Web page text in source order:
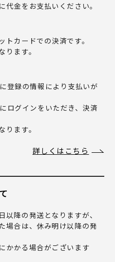
金をお支払いください。
カードでの決済です。
ます。
録の情報により支払いが
グインをいただき、決済
ます。
詳しくはこちら
降の発送となりますが、
場合は、休み明け以降の発
かかる場合がございます